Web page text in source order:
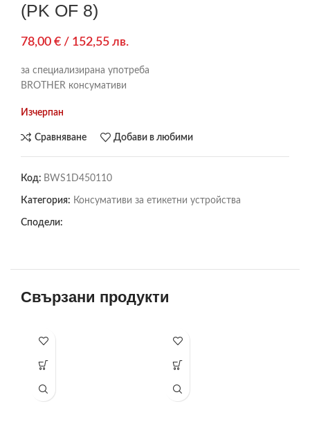
(PK OF 8)
78,00 € / 152,55 лв.
за специализирана употреба
BROTHER консумативи
Изчерпан
Сравняване Добави в любими
Код: BWS1D450110
Категория: Консумативи за етикетни устройства
Сподели:
Свързани продукти